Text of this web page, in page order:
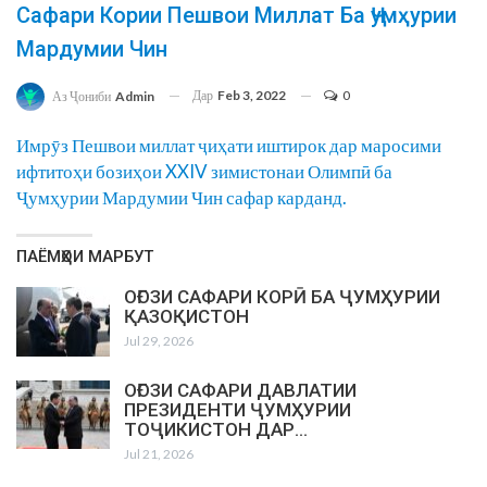
Сафари Кории Пешвои Миллат Ба Ҷумҳурии
Мардумии Чин
Аз Ҷониби Admin Дар Feb 3, 2022 0
Имрӯз Пешвои миллат ҷиҳати иштирок дар маросими
ифтитоҳи бозиҳои XXIV зимистонаи Олимпӣ ба
Ҷумҳурии Мардумии Чин сафар карданд.
ПАЁМҲОИ МАРБУТ
ОҒОЗИ САФАРИ КОРӢ БА ҶУМҲУРИИ
ҚАЗОҚИСТОН
Jul 29, 2026
ОҒОЗИ САФАРИ ДАВЛАТИИ
ПРЕЗИДЕНТИ ҶУМҲУРИИ
ТОҶИКИСТОН ДАР…
Jul 21, 2026